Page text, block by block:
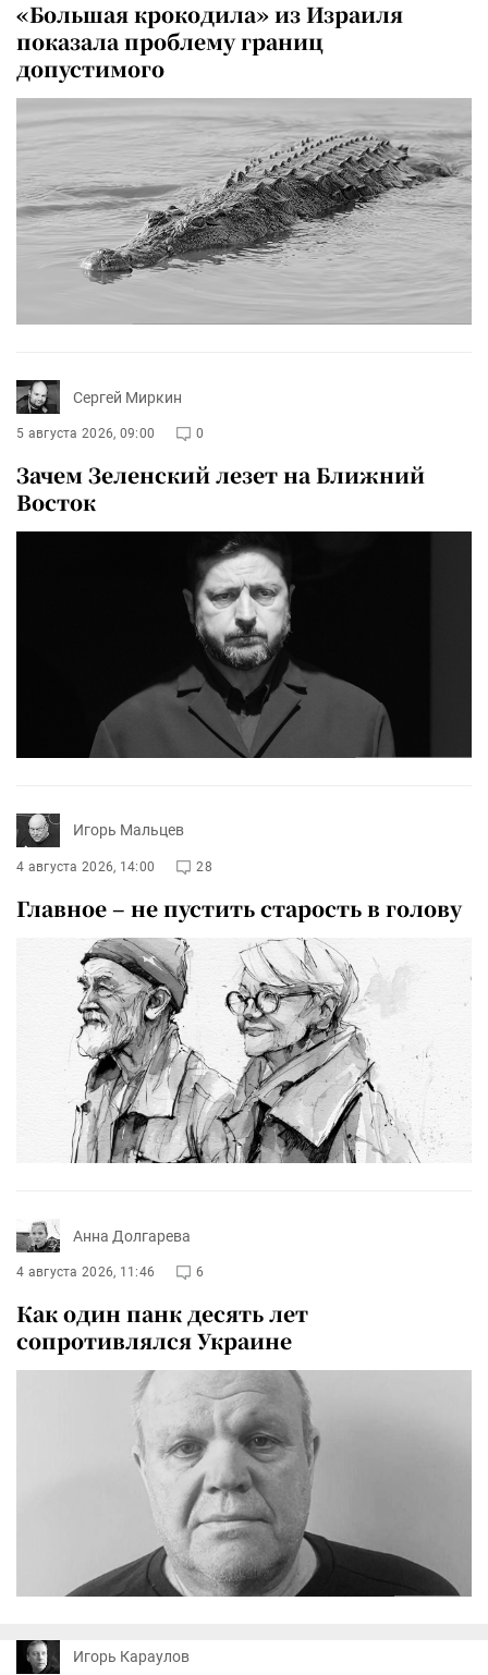
«Большая крокодила» из Израиля
показала проблему границ
допустимого
Сергей Миркин
5 августа 2026, 09:00 0
Зачем Зеленский лезет на Ближний
Восток
Игорь Мальцев
4 августа 2026, 14:00 28
Главное – не пустить старость в голову
Анна Долгарева
4 августа 2026, 11:46 6
Как один панк десять лет
сопротивлялся Украине
Игорь Караулов